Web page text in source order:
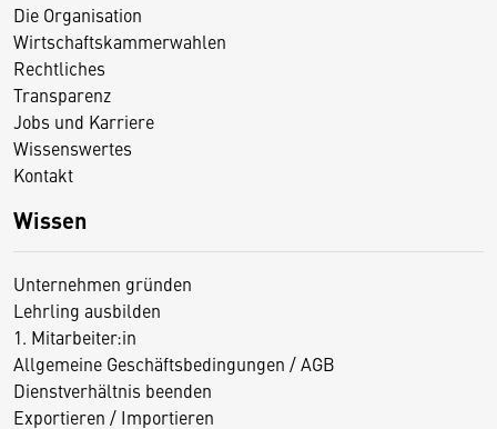
Die Organisation
Wirtschaftskammerwahlen
Rechtliches
Transparenz
Jobs und Karriere
Wissenswertes
Kontakt
Wissen
Unternehmen gründen
Lehrling ausbilden
1. Mitarbeiter:in
Allgemeine Geschäftsbedingungen / AGB
Dienstverhältnis beenden
Exportieren / Importieren